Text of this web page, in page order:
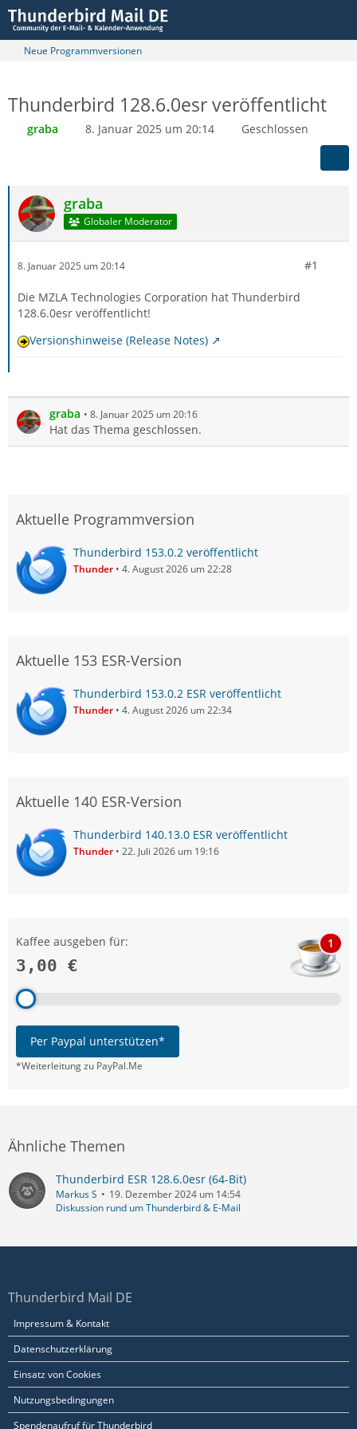
Neue Programmversionen
Thunderbird 128.6.0esr veröffentlicht
graba 8. Januar 2025 um 20:14 Geschlossen
graba
Globaler Moderator
8. Januar 2025 um 20:14 #1
Die MZLA Technologies Corporation hat Thunderbird
128.6.0esr veröffentlicht!
Versionshinweise (Release Notes)
graba 8. Januar 2025 um 20:16
Hat das Thema geschlossen.
Aktuelle Programmversion
Thunderbird 153.0.2 veröffentlicht
Thunder 4. August 2026 um 22:28
Aktuelle 153 ESR-Version
Thunderbird 153.0.2 ESR veröffentlicht
Thunder 4. August 2026 um 22:34
Aktuelle 140 ESR-Version
Thunderbird 140.13.0 ESR veröffentlicht
Thunder 22. Juli 2026 um 19:16
Kaffee ausgeben für:
3,00 €
1
Per Paypal unterstützen*
*Weiterleitung zu PayPal.Me
Ähnliche Themen
Thunderbird ESR 128.6.0esr (64-Bit)
Markus S
19. Dezember 2024 um 14:54
Diskussion rund um Thunderbird & E-Mail
Thunderbird Mail DE
Impressum & Kontakt
Datenschutzerklärung
Einsatz von Cookies
Nutzungsbedingungen
Spendenaufruf für Thunderbird